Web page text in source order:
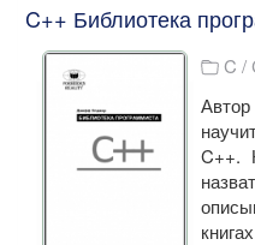
C++ Библиотека
C /
C++.